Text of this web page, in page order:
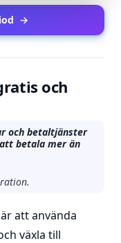
→
och
och betaltjänster
betala mer än
att använda
växla till